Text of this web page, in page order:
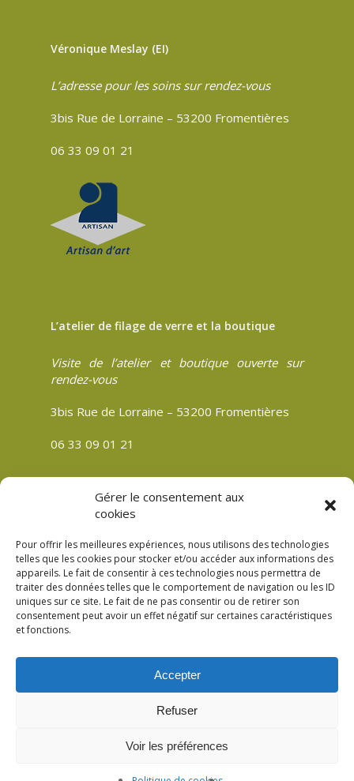
Gérer le consentement aux
cookies
Pour offrir les meilleures expériences, nous utilisons des technologies
telles que les cookies pour stocker et/ou accéder aux informations des
appareils. Le fait de consentir à ces technologies nous permettra de
traiter des données telles que le comportement de navigation ou les ID
uniques sur ce site. Le fait de ne pas consentir ou de retirer son
consentement peut avoir un effet négatif sur certaines caractéristiques
et fonctions.
Accepter
Refuser
Voir les préférences
Véronique Meslay (EI)
L’adresse pour les soins sur rendez-vous
3bis Rue de Lorraine – 53200 Fromentières
06 33 09 01 21
L’atelier de filage de verre et la boutique
Visite de l’atelier et boutique ouverte sur
rendez-vous
3bis Rue de Lorraine – 53200 Fromentières
06 33 09 01 21
Politique de confidentialité
Mentions légales
Plan du site
Politique de cookies (UE)
© 2026 Verre Son Être Véronique Meslay à
Compouce.com